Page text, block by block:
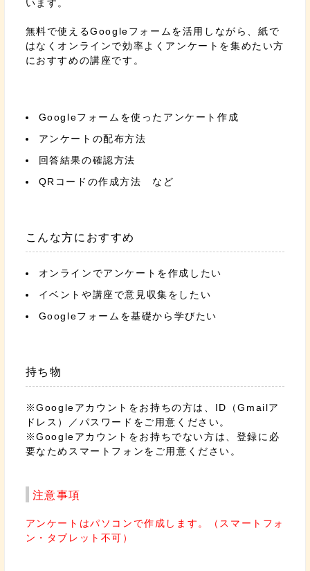
います。
無料で使えるGoogleフォームを活用しながら、紙で
はなくオンラインで効率よくアンケートを集めたい方
におすすめの講座です。
Googleフォームを使ったアンケート作成
アンケートの配布方法
回答結果の確認方法
QRコードの作成方法 など
こんな方におすすめ
オンラインでアンケートを作成したい
イベントや講座で意見収集をしたい
Googleフォームを基礎から学びたい
持ち物
※Googleアカウントをお持ちの方は、ID（Gmailア
ドレス）／パスワードをご用意ください。
※Googleアカウントをお持ちでない方は、登録に必
要なためスマートフォンをご用意ください。
注意事項
アンケートはパソコンで作成します。（スマートフォ
ン・タブレット不可）